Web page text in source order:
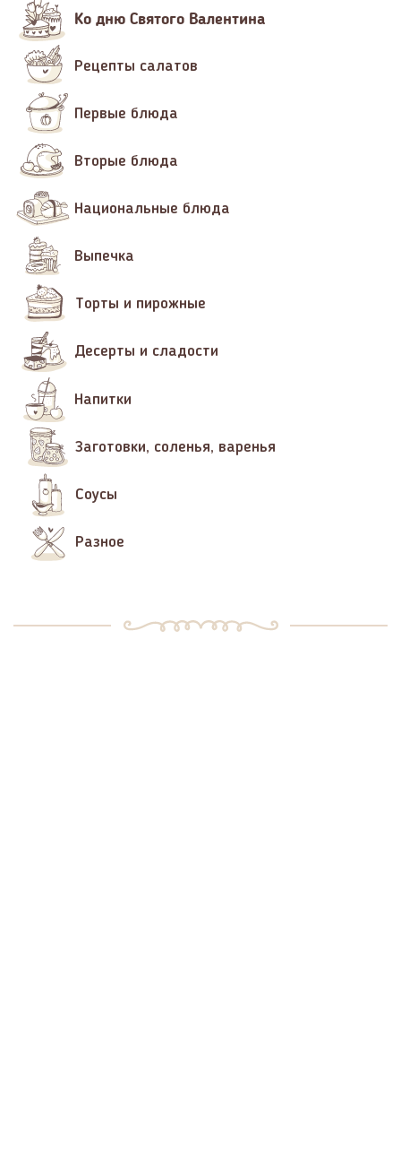
Ко дню Святого Валентина
Рецепты салатов
Первые блюда
Вторые блюда
Национальные блюда
Выпечка
Торты и пирожные
Десерты и сладости
Напитки
Заготовки, соленья, варенья
Соусы
Разное